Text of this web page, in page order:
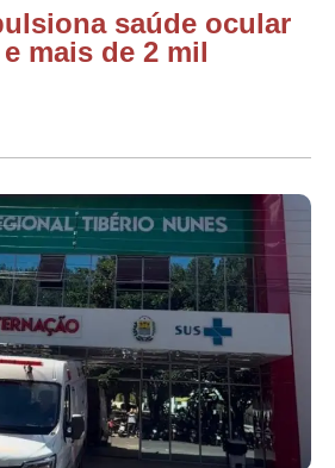
saúde ocular
mais de 2 mil